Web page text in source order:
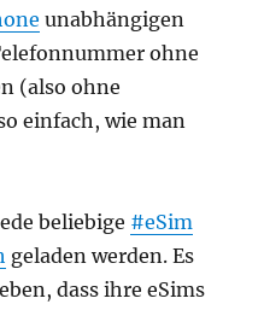
unabhängigen
ohne
(also ohne
einfach, wie man
beliebige #eSim
geladen werden. Es
dass ihre eSims